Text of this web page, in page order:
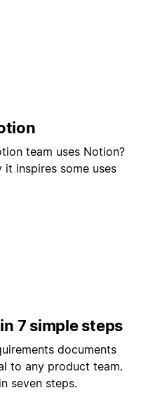
team uses Notion?
it inspires some uses
7 simple steps
documents
to any product team.
seven steps.